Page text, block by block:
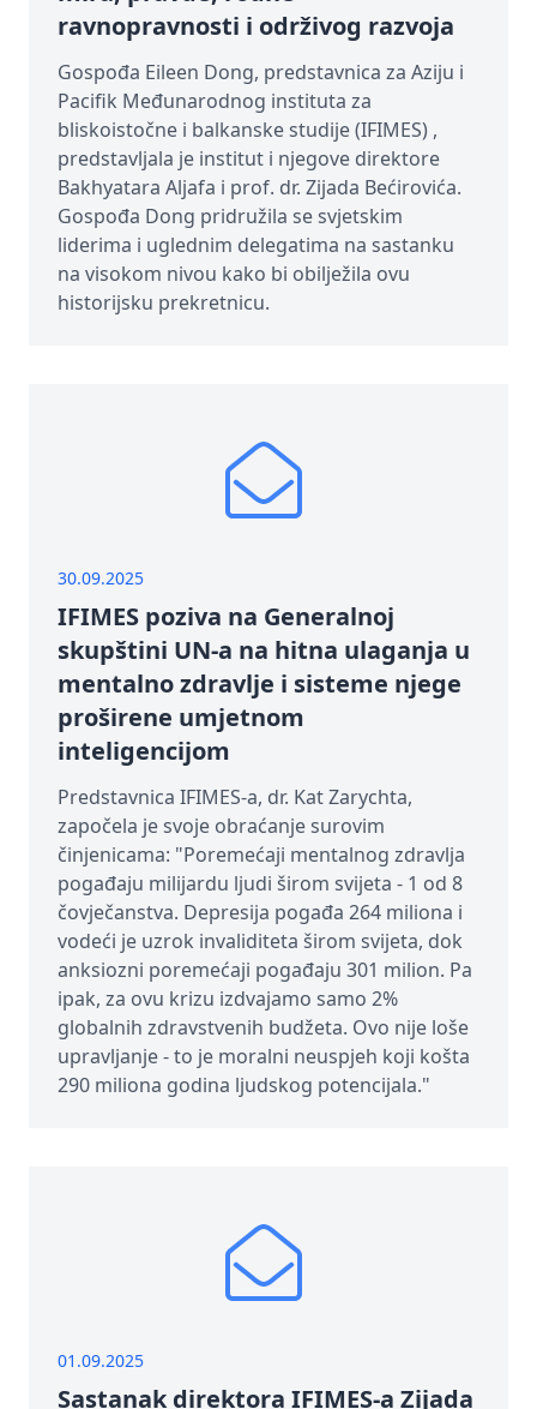
ravnopravnosti i održivog razvoja
Gospođa Eileen Dong, predstavnica za Aziju i
Pacifik Međunarodnog instituta za
bliskoistočne i balkanske studije (IFIMES) ,
predstavljala je institut i njegove direktore
Bakhyatara Aljafa i prof. dr. Zijada Bećirovića.
Gospođa Dong pridružila se svjetskim
liderima i uglednim delegatima na sastanku
na visokom nivou kako bi obilježila ovu
historijsku prekretnicu.
30.09.2025
IFIMES poziva na Generalnoj
skupštini UN-a na hitna ulaganja u
mentalno zdravlje i sisteme njege
proširene umjetnom
inteligencijom
Predstavnica IFIMES-a, dr. Kat Zarychta,
započela je svoje obraćanje surovim
činjenicama: "Poremećaji mentalnog zdravlja
pogađaju milijardu ljudi širom svijeta - 1 od 8
čovječanstva. Depresija pogađa 264 miliona i
vodeći je uzrok invaliditeta širom svijeta, dok
anksiozni poremećaji pogađaju 301 milion. Pa
ipak, za ovu krizu izdvajamo samo 2%
globalnih zdravstvenih budžeta. Ovo nije loše
upravljanje - to je moralni neuspjeh koji košta
290 miliona godina ljudskog potencijala."
01.09.2025
Sastanak direktora IFIMES-a Zijada